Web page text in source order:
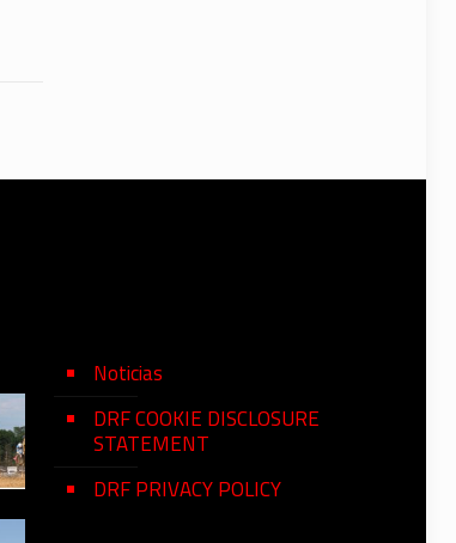
Noticias
DRF COOKIE DISCLOSURE
STATEMENT
DRF PRIVACY POLICY